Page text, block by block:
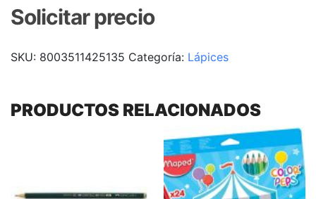
Solicitar precio
SKU: 8003511425135 Categoría: Lápices
PRODUCTOS RELACIONADOS